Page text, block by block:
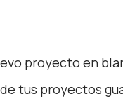
proyecto en
tus proyectos